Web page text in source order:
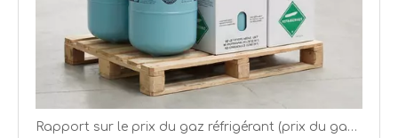
Rapport sur le prix du gaz réfrigérant (prix du gaz R22 R134a R125)